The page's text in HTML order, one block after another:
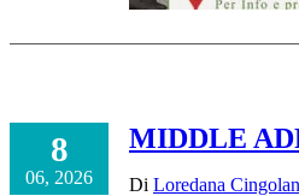
8
06, 2026
MIDDLE
Di Loredana